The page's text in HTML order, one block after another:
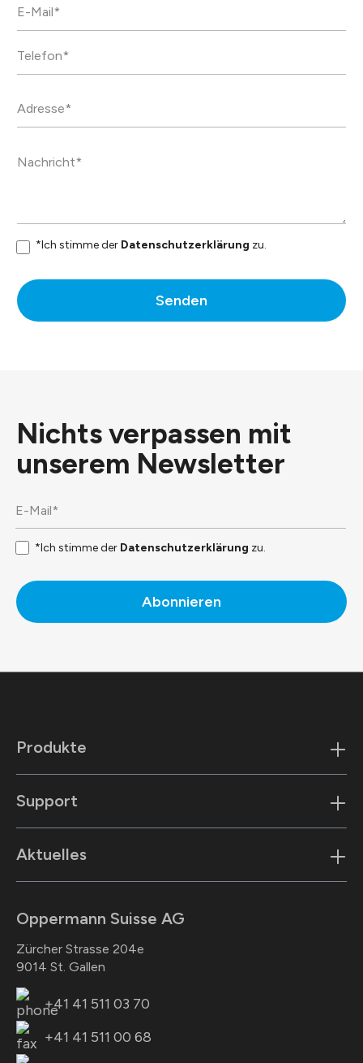
*Ich stimme der Datenschutzerklärung zu.
Senden
Nichts verpassen mit
unserem Newsletter
*Ich stimme der Datenschutzerklärung zu.
Abonnieren
Oppermann Suisse AG
Zürcher Strasse 204e
9014 St. Gallen
+41 41 511 03 70
+41 41 511 00 68
Produkte
Support
Aktuelles